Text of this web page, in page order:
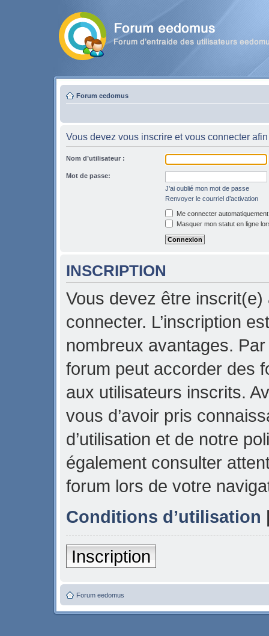
Forum eedomus
Vous devez vous inscrire et vous connecter
Nom d’utilisateur :
Mot de passe:
J’ai oublié mon mot de passe
Renvoyer le courriel d’activation
Me connecter
Masquer mon statut en ligne
INSCRIPTION
Vous devez être
connecter. L’inscription
nombreux avantages.
forum peut accorder des
aux utilisateurs inscrits.
vous d’avoir pris
d’utilisation et de notre
également consulter
forum lors de votre
Conditions d’utilisation
Inscription
Forum eedomus